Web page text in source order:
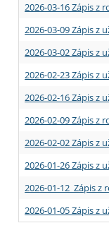
2026-03-16 Zápis z
2026-03-09 Zápis z
2026-03-02 Zápis z
2026-02-23 Zápis z
2026-02-16 Zápis z
2026-02-09 Zápis z
2026-02-02 Zápis z
2026-01-26 Zápis z
2026-01-12 Zápis z
2026-01-05 Zápis z